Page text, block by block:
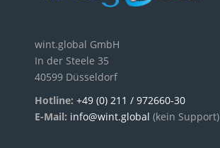
wint.global GmbH
In der Steele 35
40599 Düsseldorf
Hotline: +49 (0) 211 / 972660-30
E-Mail: info@wint.global (kein Support)